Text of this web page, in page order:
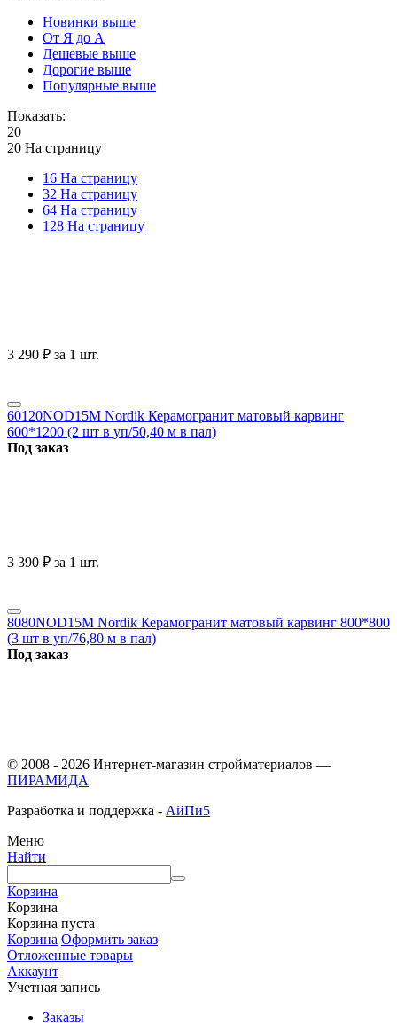
Новинки выше
От Я до А
Дешевые выше
Дорогие выше
Популярные выше
Показать:
20
20 На страницу
16 На страницу
32 На страницу
64 На страницу
128 На страницу
3 290 ₽ за 1 шт.
60120NOD15M Nordik Керамогранит матовый карвинг
600*1200 (2 шт в уп/50,40 м в пал)
Под заказ
3 390 ₽ за 1 шт.
8080NOD15M Nordik Керамогранит матовый карвинг 800*800
(3 шт в уп/76,80 м в пал)
Под заказ
© 2008 - 2026 Интернет-магазин стройматериалов —
ПИРАМИДА
Разработка и поддержка - АйПи5
Меню
Найти
Корзина
Корзина
Корзина пуста
Корзина Оформить заказ
Отложенные товары
Аккаунт
Учетная запись
Заказы